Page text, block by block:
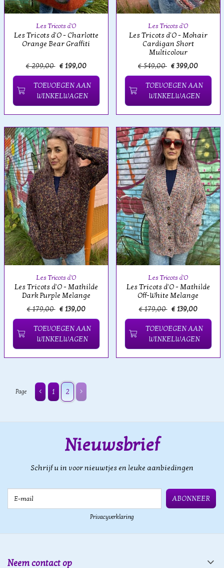
Les Tricots d'O
Les Tricots d'O - Charlotte
Orange Bear Graffiti
€ 299,00 € 199,00
TOEVOEGEN AAN
WINKELWAGEN
Les Tricots d'O
Les Tricots d'O - Mohair
Cardigan Short
Multicolour
€ 549,00 € 399,00
TOEVOEGEN AAN
WINKELWAGEN
Les Tricots d'O
Les Tricots d'O - Mathilde
Dark Purple Melange
€ 179,00 € 139,00
TOEVOEGEN AAN
WINKELWAGEN
Les Tricots d'O
Les Tricots d'O - Mathilde
Off-White Melange
€ 179,00 € 139,00
TOEVOEGEN AAN
WINKELWAGEN
Page 1 2
Nieuwsbrief
Schrijf u in voor nieuwtjes en leuke aanbiedingen
ABONNEER
Privacyverklaring
Neem contact op